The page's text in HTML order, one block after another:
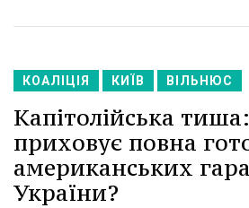
КОАЛІЦІЯ КИЇВ ВІЛЬНЮС
Капітолійська
приховує повна
американських
України?